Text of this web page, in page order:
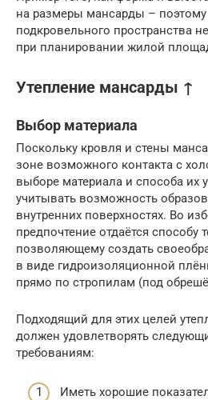
на размеры мансарды – поэтому
подкровельного пространства
при планировании жилой
Утепление мансарды ↑
Выбор материала
Поскольку кровля и стены
зоне возможного контакта с
выборе материала и способа их
учитывать возможность
внутренних поверхностях. Во
предпочтение отдаётся способу
позволяющему создать
в виде гидроизоляционной
прямо по стропилам (под
Подходящий для этих целей
должен удовлетворять
требованиям:
Иметь хорошие